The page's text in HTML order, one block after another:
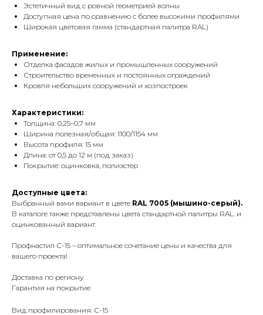
Эстетичный вид с ровной геометрией волны
Доступная цена по сравнению с более высокими профилями
Широкая цветовая гамма (стандартная палитра RAL)
Применение:
Отделка фасадов жилых и промышленных сооружений
Строительство временных и постоянных ограждений
Кровля небольших сооружений и хозпостроек
Характеристики:
Толщина: 0,25–0,7 мм
Ширина полезная/общая: 1100/1154 мм
Высота профиля: 15 мм
Длина: от 0,5 до 12 м (под заказ)
Покрытие: оцинковка, полиэстер
Доступные цвета:
Выбранный вами вариант в цвете RAL 7005 (мышино-серый).
В каталоге также представлены цвета стандартной палитры RAL. и
оцинкованный вариант.
Профнастил С-15 – оптимальное сочетание цены и качества для
вашего проекта!
Доставка по региону
Гарантия на покрытие
Вид профилирования: С-15